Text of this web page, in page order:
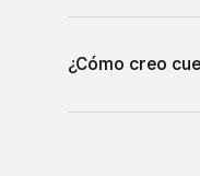
¿Cómo creo